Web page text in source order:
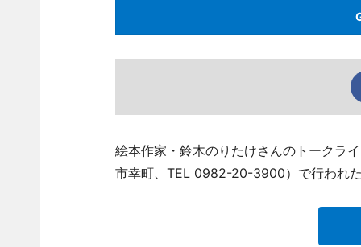
絵本作家・鈴木のりたけさんのトークラ
市幸町、TEL 0982-20-3900）で行われ